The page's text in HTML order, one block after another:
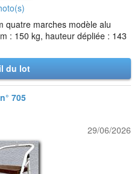
quatre marches modèle alu
: 150 kg, hauteur dépliée : 143
du lot
705
29/06/2026